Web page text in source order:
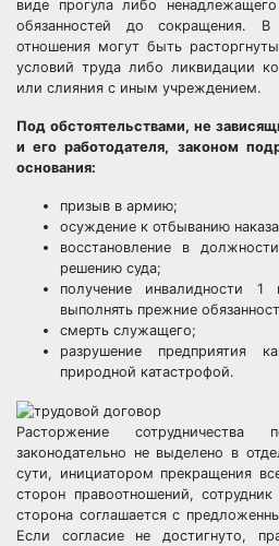
виде прогула либо
обязанностей до сокращения.
отношения могут быть
условий труда либо ликвидации
или слияния с иным учреждением.
Под обстоятельствами, не
и его работодателя, законом
основания:
призыв в армию;
осуждение к отбыванию
восстановление в
решению суда;
получение инвалидности
выполнять прежние
смерть служащего;
разрушение предприятия
природной катастрофой.
Расторжение
законодательно не выделено в
сути, инициатором прекращения
сторон правоотношений,
сторона соглашается с
Если согласие не достигнуто,